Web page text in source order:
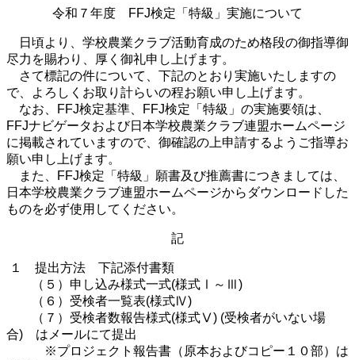
令和７年度 FFJ検定「特級」実施について
日頃より、学校農業クラブ活動育成のため格段の御指導御
尽力を賜わり、厚く御礼申し上げます。
さて標記の件について、下記のとおり実施いたしますの
で、よろしくお取り計らいの程お願い申し上げます。
なお、
FFJ検定基準、 FFJ検定「特級」の実施要領は、
FFJナビゲータおよび日本学校農業クラブ連盟ホームページ
に掲載されていますので、御確認の上申請するようご指導お
願い申し上げます。
また、
FFJ検定「特級」願書及び推薦書につきましては、
日本学校農業クラブ連盟ホームページからダウンロードした
ものを必ず使用してください。
記
１ 提出方法 下記添付書類
（５）申し込み様式一式(様式Ⅰ～Ⅲ)
（６）受検者一覧表(様式Ⅳ)
（７）受検者数報告様式(様式Ⅴ) (受検者がいない場
合) はメールにて提出
※プロジェクト報告書（原本およびコピー１０部）は